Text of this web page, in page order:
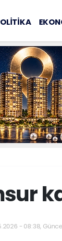
- 08:38,